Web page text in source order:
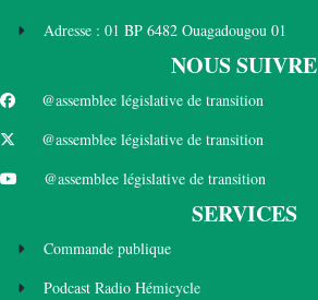
Adresse : 01 BP 6482 Ouagadougou 01
NOUS SUIVRE
@assemblee législative de transition
@assemblee législative de transition
@assemblee législative de transition
SERVICES
Commande publique
Podcast Radio Hémicycle